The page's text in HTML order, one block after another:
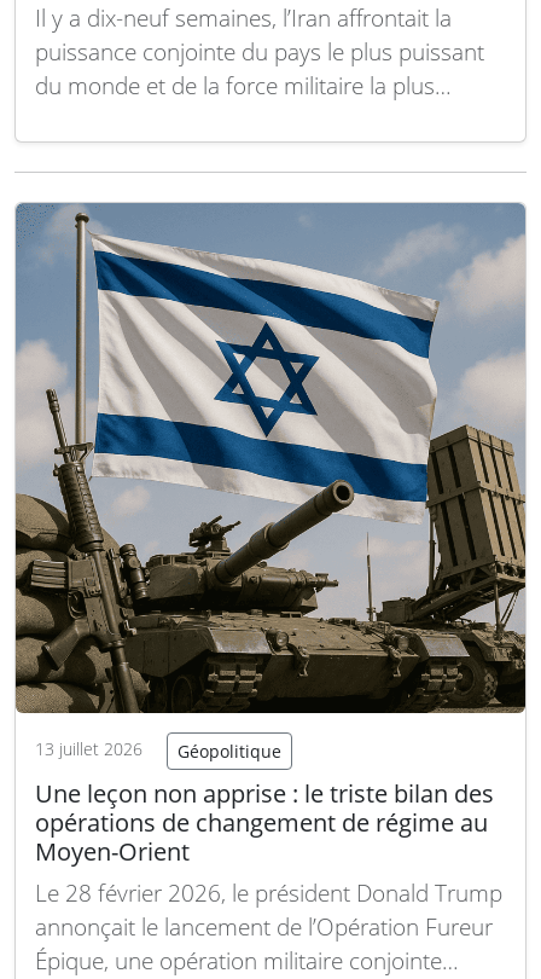
Il y a dix-neuf semaines, l’Iran affrontait la
puissance conjointe du pays le plus puissant
du monde et de la force militaire la plus
Téhéran qui dicte les conditions de la paix.
d’entente le mois dernier, Donald Trump
déclara…Lire la suite
13 juillet 2026 Géopolitique
Une leçon non apprise : le triste bilan des
opérations de changement de régime au
Moyen-Orient
Le 28 février 2026, le président Donald Trump
annonçait le lancement de l’Opération Fureur
Épique, une opération militaire conjointe